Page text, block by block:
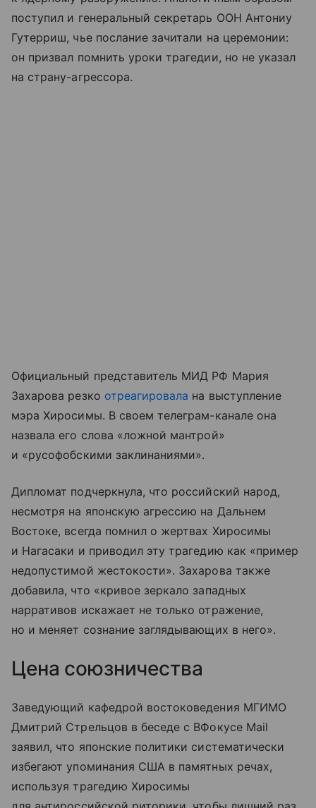
поступил и генеральный секретарь ООН Антониу
Гутерриш, чье послание зачитали на церемонии:
он призвал помнить уроки трагедии, но не указал
на страну-агрессора.
Официальный представитель МИД РФ Мария
Захарова резко отреагировала на выступление
мэра Хиросимы. В своем телеграм-канале она
назвала его слова «ложной мантрой»
и «русофобскими заклинаниями».
Дипломат подчеркнула, что российский народ,
несмотря на японскую агрессию на Дальнем
Востоке, всегда помнил о жертвах Хиросимы
и Нагасаки и приводил эту трагедию как «пример
недопустимой жестокости». Захарова также
добавила, что «кривое зеркало западных
нарративов искажает не только отражение,
но и меняет сознание заглядывающих в него».
Цена союзничества
Заведующий кафедрой востоковедения МГИМО
Дмитрий Стрельцов в беседе с ВФокусе Mail
заявил, что японские политики систематически
избегают упоминания США в памятных речах,
используя трагедию Хиросимы